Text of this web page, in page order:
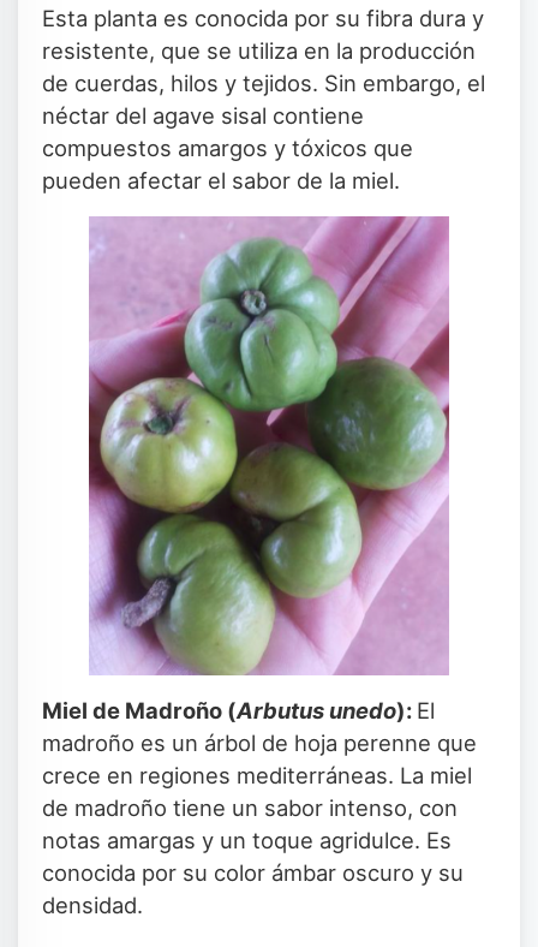
Esta planta es conocida por su fibra dura y
resistente, que se utiliza en la producción
de cuerdas, hilos y tejidos. Sin embargo, el
néctar del agave sisal contiene
compuestos amargos y tóxicos que
pueden afectar el sabor de la miel.
Miel de Madroño (Arbutus unedo): El
madroño es un árbol de hoja perenne que
crece en regiones mediterráneas. La miel
de madroño tiene un sabor intenso, con
notas amargas y un toque agridulce. Es
conocida por su color ámbar oscuro y su
densidad.